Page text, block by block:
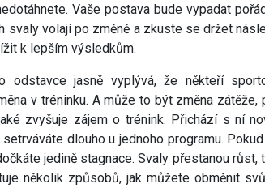
Vaše postava bude vypadat
svaly volají po změně a zkuste se držet
k lepším výsledkům.
odstavce jasně vyplývá, že někteří
v tréninku. A může to být změna
zvyšuje zájem o trénink. Přichází s ní
dlouho u jednoho programu.
jedině stagnace. Svaly přestanou
několik způsobů, jak můžete obměnit